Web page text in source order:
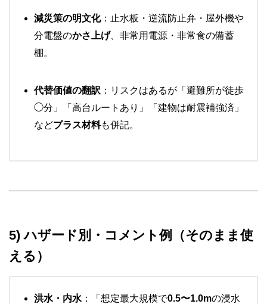
減災策の明文化：止水板・逆流防止弁・屋外機や
分電盤のかさ上げ、非常用電源・非常食の備蓄
棚。
代替価値の翻訳 ：リスクはあるが「避難所が徒歩
◯分」「高台ルートあり」「建物は耐震補強済」
などプラス材料も併記。
5) ハザード別・コメント例（そのまま使
える）
洪水・内水 ：「想定最大規模で0.5〜1.0mの浸水